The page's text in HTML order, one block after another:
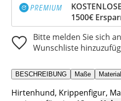
1500€
Bitte melden Sie sich
Wunschliste
BESCHREIBUNG Maße
Hirtenhund, Krippenfigur,